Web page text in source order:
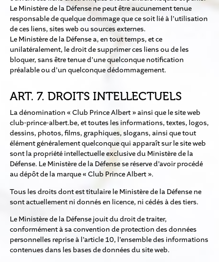
Le Ministère de la Défense ne peut être aucunement tenue
responsable de quelque dommage que ce soit lié à l’utilisation
de ces liens, sites web ou sources externes.
Le Ministère de la Défense a, en tout temps, et ce
unilatéralement, le droit de supprimer ces liens ou de les
bloquer, sans être tenue d’une quelconque notification
préalable ou d’un quelconque dédommagement.
ART. 7. DROITS INTELLECTUELS
La dénomination « Club Prince Albert » ainsi que le site web
club-prince-albert.be, et toutes les informations, textes, logos,
dessins, photos, films, graphiques, slogans, ainsi que tout
élément généralement quelconque qui apparaît sur le site web
sont la propriété intellectuelle exclusive du Ministère de la
Défense. Le Ministère de la Défense se réserve d’avoir procédé
au dépôt de la marque « Club Prince Albert ».
Tous les droits dont est titulaire le Ministère de la Défense ne
sont actuellement ni donnés en licence, ni cédés à des tiers.
Le Ministère de la Défense jouit du droit de traiter,
conformément à sa convention de protection des données
personnelles reprise à l’article 10, l’ensemble des informations
contenues dans les bases de données du site web.